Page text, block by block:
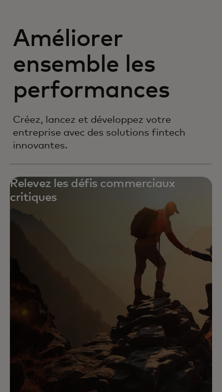
Améliorer
ensemble les
performances
Créez, lancez et développez votre
entreprise avec des solutions fintech
innovantes.
Relevez les défis commerciaux
critiques